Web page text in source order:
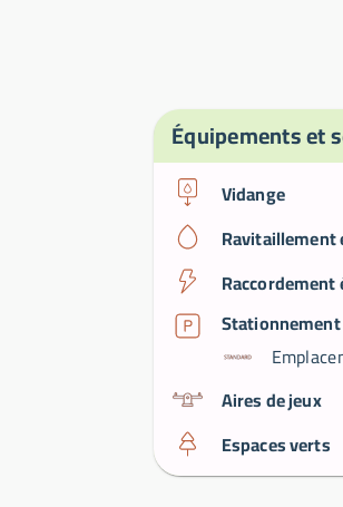
Équipements et
Vidange
Ravitaillement
Stationnement
Aires de jeux
Espaces verts